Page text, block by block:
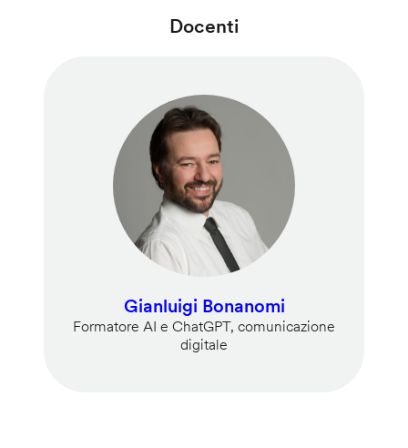
Docenti
Gianluigi Bonanomi
Formatore AI e ChatGPT, comunicazione
digitale